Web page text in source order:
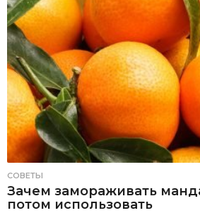
СОВЕТЫ
Зачем замораживать
потом использовать